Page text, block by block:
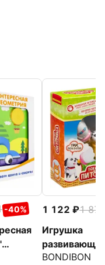
-40% 1 122
1 870
Игрушка
"Собачка с
BONDIBON